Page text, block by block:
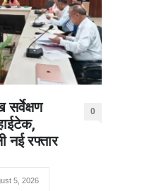
नई रफ्तार
0
5, 2026